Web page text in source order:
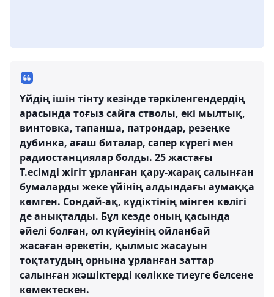
Үйдің ішін тінту кезінде тәркіленгендердің
арасында тоғыз сайга стволы, екі мылтық,
винтовка, тапанша, патрондар, резеңке
дубинка, ағаш биталар, сапер күрегі мен
радиостанциялар болды. 25 жастағы
Т.есімді жігіт ұрланған қару-жарақ салынған
бумаларды жеке үйінің алдындағы аумаққа
көмген. Сондай-ақ, күдіктінің мінген көлігі
де анықталды. Бұл кезде оның қасында
әйелі болған, ол күйеуінің ойланбай
жасаған әрекетін, қылмыс жасауын
тоқтатудың орнына ұрланған заттар
салынған жәшіктерді көлікке тиеуге белсене
көмектескен.